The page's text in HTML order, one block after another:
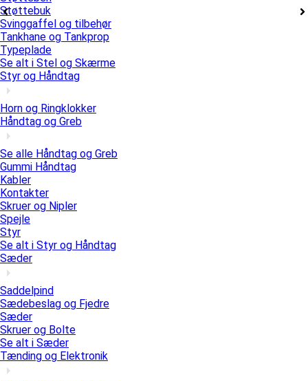
Støttebuk
Svinggaffel og tilbehør
Tankhane og Tankprop
Typeplade
Se alt i Stel og Skærme
Styr og Håndtag
Horn og Ringklokker
Håndtag og Greb
Se alle Håndtag og Greb
Gummi Håndtag
Kabler
Kontakter
Skruer og Nipler
Spejle
Styr
Se alt i Styr og Håndtag
Sæder
Saddelpind
Sædebeslag og Fjedre
Sæder
Skruer og Bolte
Se alt i Sæder
Tænding og Elektronik